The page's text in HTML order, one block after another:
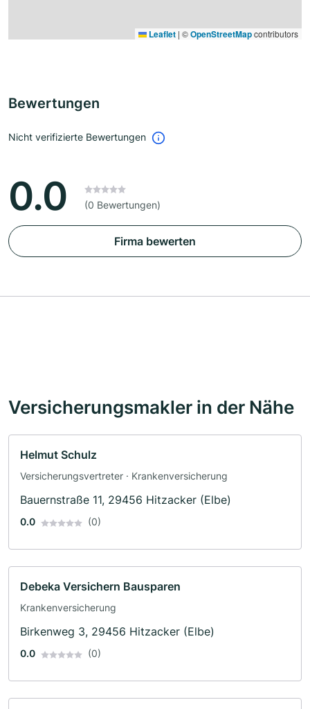
Leaflet | ©OpenStreetMapcontributors
Bewertungen
Nicht verifizierte Bewertungen
0.0 (0 Bewertungen)
Firma bewerten
Versicherungsmakler in der Nähe
Helmut Schulz
Versicherungsvertreter · Krankenversicherung
Bauernstraße 11, 29456 Hitzacker (Elbe)
0.0 (0)
Debeka Versichern Bausparen
Krankenversicherung
Birkenweg 3, 29456 Hitzacker (Elbe)
0.0 (0)